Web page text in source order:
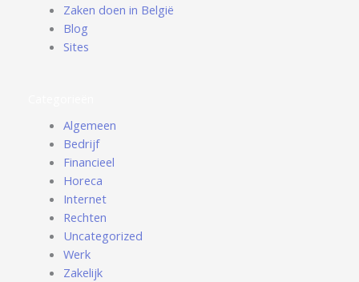
Zaken doen in België
Blog
Sites
Algemeen
Bedrijf
Financieel
Horeca
Internet
Rechten
Uncategorized
Werk
Zakelijk